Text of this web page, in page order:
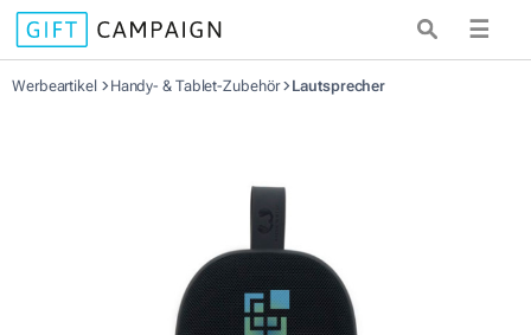
☰
Werbeartikel Handy- & Tablet-Zubehör Lautsprecher